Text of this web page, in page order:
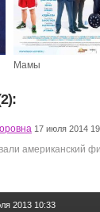
Мамы
17 июля 2014
американский
2013 10:33